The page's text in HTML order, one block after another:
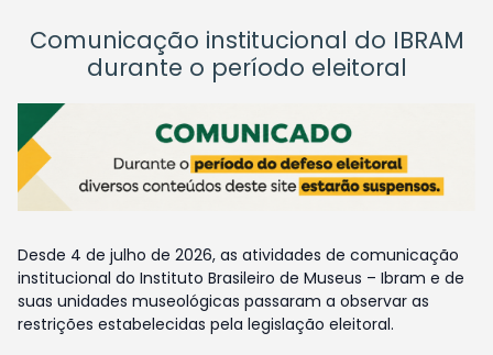
Comunicação institucional do IBRAM
durante o período eleitoral
Desde 4 de julho de 2026, as atividades de comunicação
institucional do Instituto Brasileiro de Museus – Ibram e de
suas unidades museológicas passaram a observar as
restrições estabelecidas pela legislação eleitoral.